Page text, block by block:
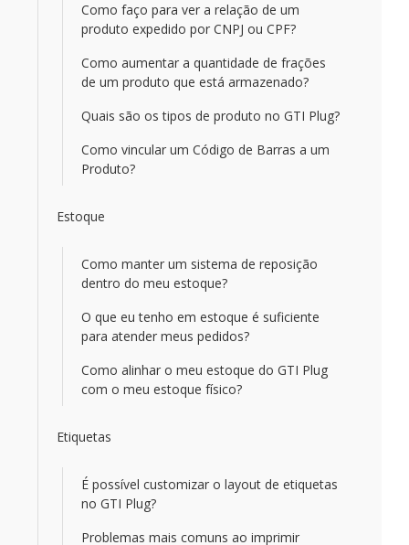
Como faço para ver a relação de um
produto expedido por CNPJ ou CPF?
Como aumentar a quantidade de frações
de um produto que está armazenado?
Quais são os tipos de produto no GTI Plug?
Como vincular um Código de Barras a um
Produto?
Estoque
Como manter um sistema de reposição
dentro do meu estoque?
O que eu tenho em estoque é suficiente
para atender meus pedidos?
Como alinhar o meu estoque do GTI Plug
com o meu estoque físico?
Etiquetas
É possível customizar o layout de etiquetas
no GTI Plug?
Problemas mais comuns ao imprimir